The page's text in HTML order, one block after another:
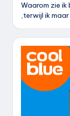
Waarom zie
,terwijl ik